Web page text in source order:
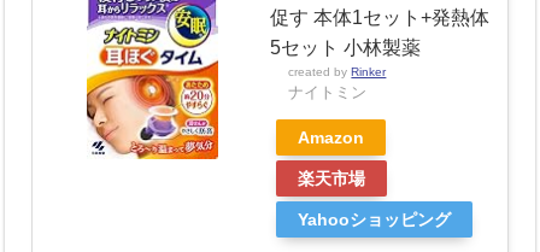
促す 本体1セット+発熱体
5セット 小林製薬
created byRinker
ナイトミン
Amazon
楽天市場
Yahooショッピング